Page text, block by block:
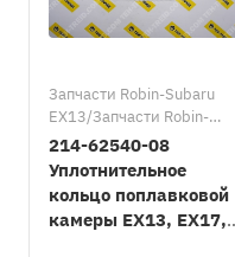
Запчасти Robin-Subaru
EX13/Запчасти Robin-
Subaru EX17, EX21
214-62540-08
Уплотнительное
кольцо поплавковой
камеры EX13, EX17,